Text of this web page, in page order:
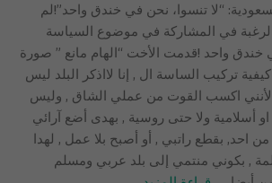
“لا تنسوا، نحن في خندق واحد”!لم
في المشاركة في موضوع السياسة
خندق واحد !قدمت الأخت “الهام مانع ” صورة
تركيب الساسة ال , إنا لااذكر البلد ليس
لأنني اكسب القوت من عملي الشاق , وليس
أسلامية ولا حتى روسية , بهدى أضع آرائي
احد, بقطع راتبي , أو أصبح بلا عمل , لهدا
, بكوني منتمي إلى بلد عربي ومسلم